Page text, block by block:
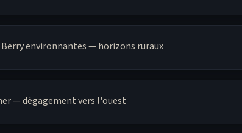
environnantes — horizons ruraux
— dégagement vers l'ouest